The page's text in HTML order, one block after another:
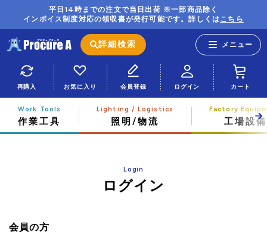
平日14時までの注文で当日出荷 ※一部商品除く
インボイス制度対応の領収書が発行可能です。詳しくはこちら
詳細検索
再購入 お気に入り 会員登録 ログイン カート
作業工具 照明/物流 工場設備
Login
ログイン
会員の方